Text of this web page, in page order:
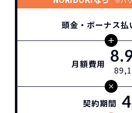
頭金・ボーナス払
月額費用
契約期間 4